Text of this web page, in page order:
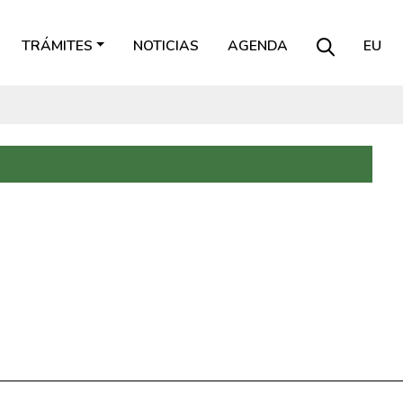
TRÁMITES NOTICIAS AGENDA EU